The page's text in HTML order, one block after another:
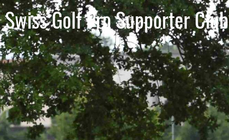
Swiss Golf Pro Supporter Club